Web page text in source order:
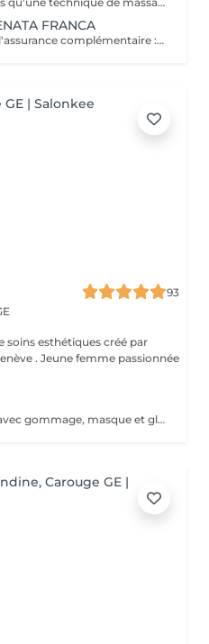
FRANCA
Informations à fournir a votre l'assurance complémentaire : Numéro Asca : RCC F429062 Maria Santoro levita
93
soins esthétiques créé par
. Jeune femme passionnée
SPA des lèvres soin hydratant avec gommage, masque et gloss volumisateur.